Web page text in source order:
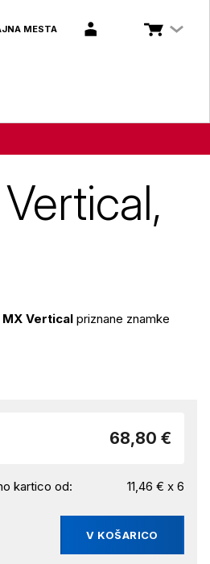
MESTA
MX Vertical priznane znamke
68,80 €
kartico od: 11,46 € x 6
V KOŠARICO